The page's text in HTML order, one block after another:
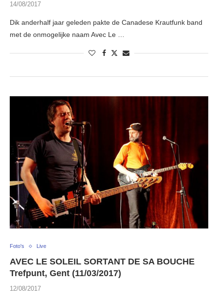
14/08/2017
Dik anderhalf jaar geleden pakte de Canadese Krautfunk band
met de onmogelijke naam Avec Le …
Foto's Live
AVEC LE SOLEIL SORTANT DE SA BOUCHE
Trefpunt, Gent (11/03/2017)
12/08/2017